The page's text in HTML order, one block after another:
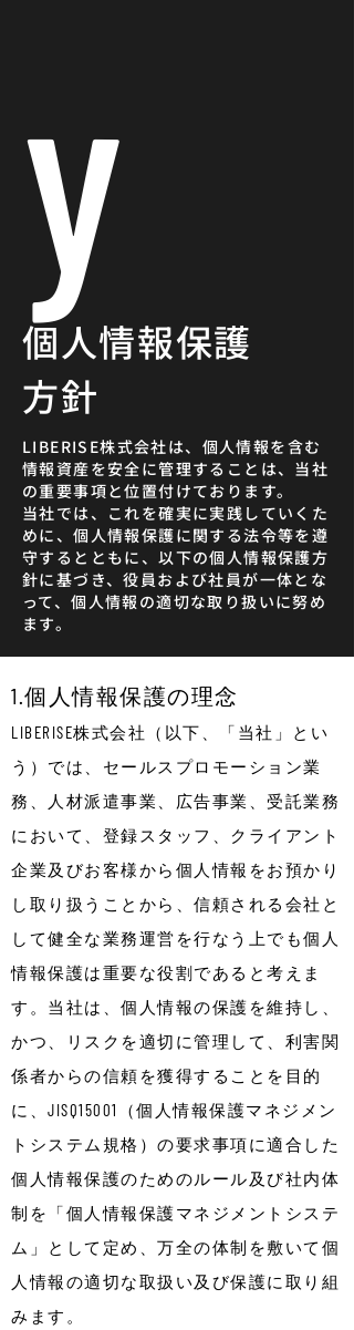
y
個人情報保護
方針
LIBERISE株式会社は、個人情報を含む
情報資産を安全に管理することは、当社
の重要事項と位置付けております。
当社では、これを確実に実践していくた
めに、個人情報保護に関する法令等を遵
守するとともに、以下の個人情報保護方
針に基づき、役員および社員が一体とな
って、個人情報の適切な取り扱いに努め
ます。
1.個人情報保護の理念
LIBERISE株式会社（以下、「当社」とい
う）では、セールスプロモーション業
務、人材派遣事業、広告事業、受託業務
において、登録スタッフ、クライアント
企業及びお客様から個人情報をお預かり
し取り扱うことから、信頼される会社と
して健全な業務運営を行なう上でも個人
情報保護は重要な役割であると考えま
す。当社は、個人情報の保護を維持し、
かつ、リスクを適切に管理して、利害関
係者からの信頼を獲得することを目的
に、JISQ15001（個人情報保護マネジメン
トシステム規格）の要求事項に適合した
個人情報保護のためのルール及び社内体
制を「個人情報保護マネジメントシステ
ム」として定め、万全の体制を敷いて個
人情報の適切な取扱い及び保護に取り組
みます。